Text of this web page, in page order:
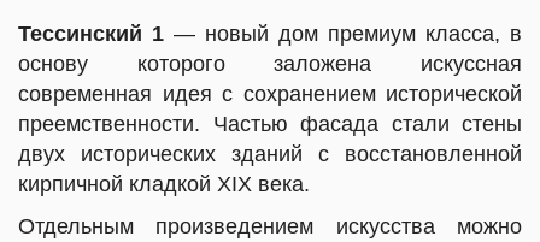
Тессинский 1 — новый дом премиум класса, в
основу которого заложена искуссная
современная идея с сохранением исторической
преемственности. Частью фасада стали стены
двух исторических зданий с восстановленной
кирпичной кладкой XIX века.
Отдельным произведением искусства можно